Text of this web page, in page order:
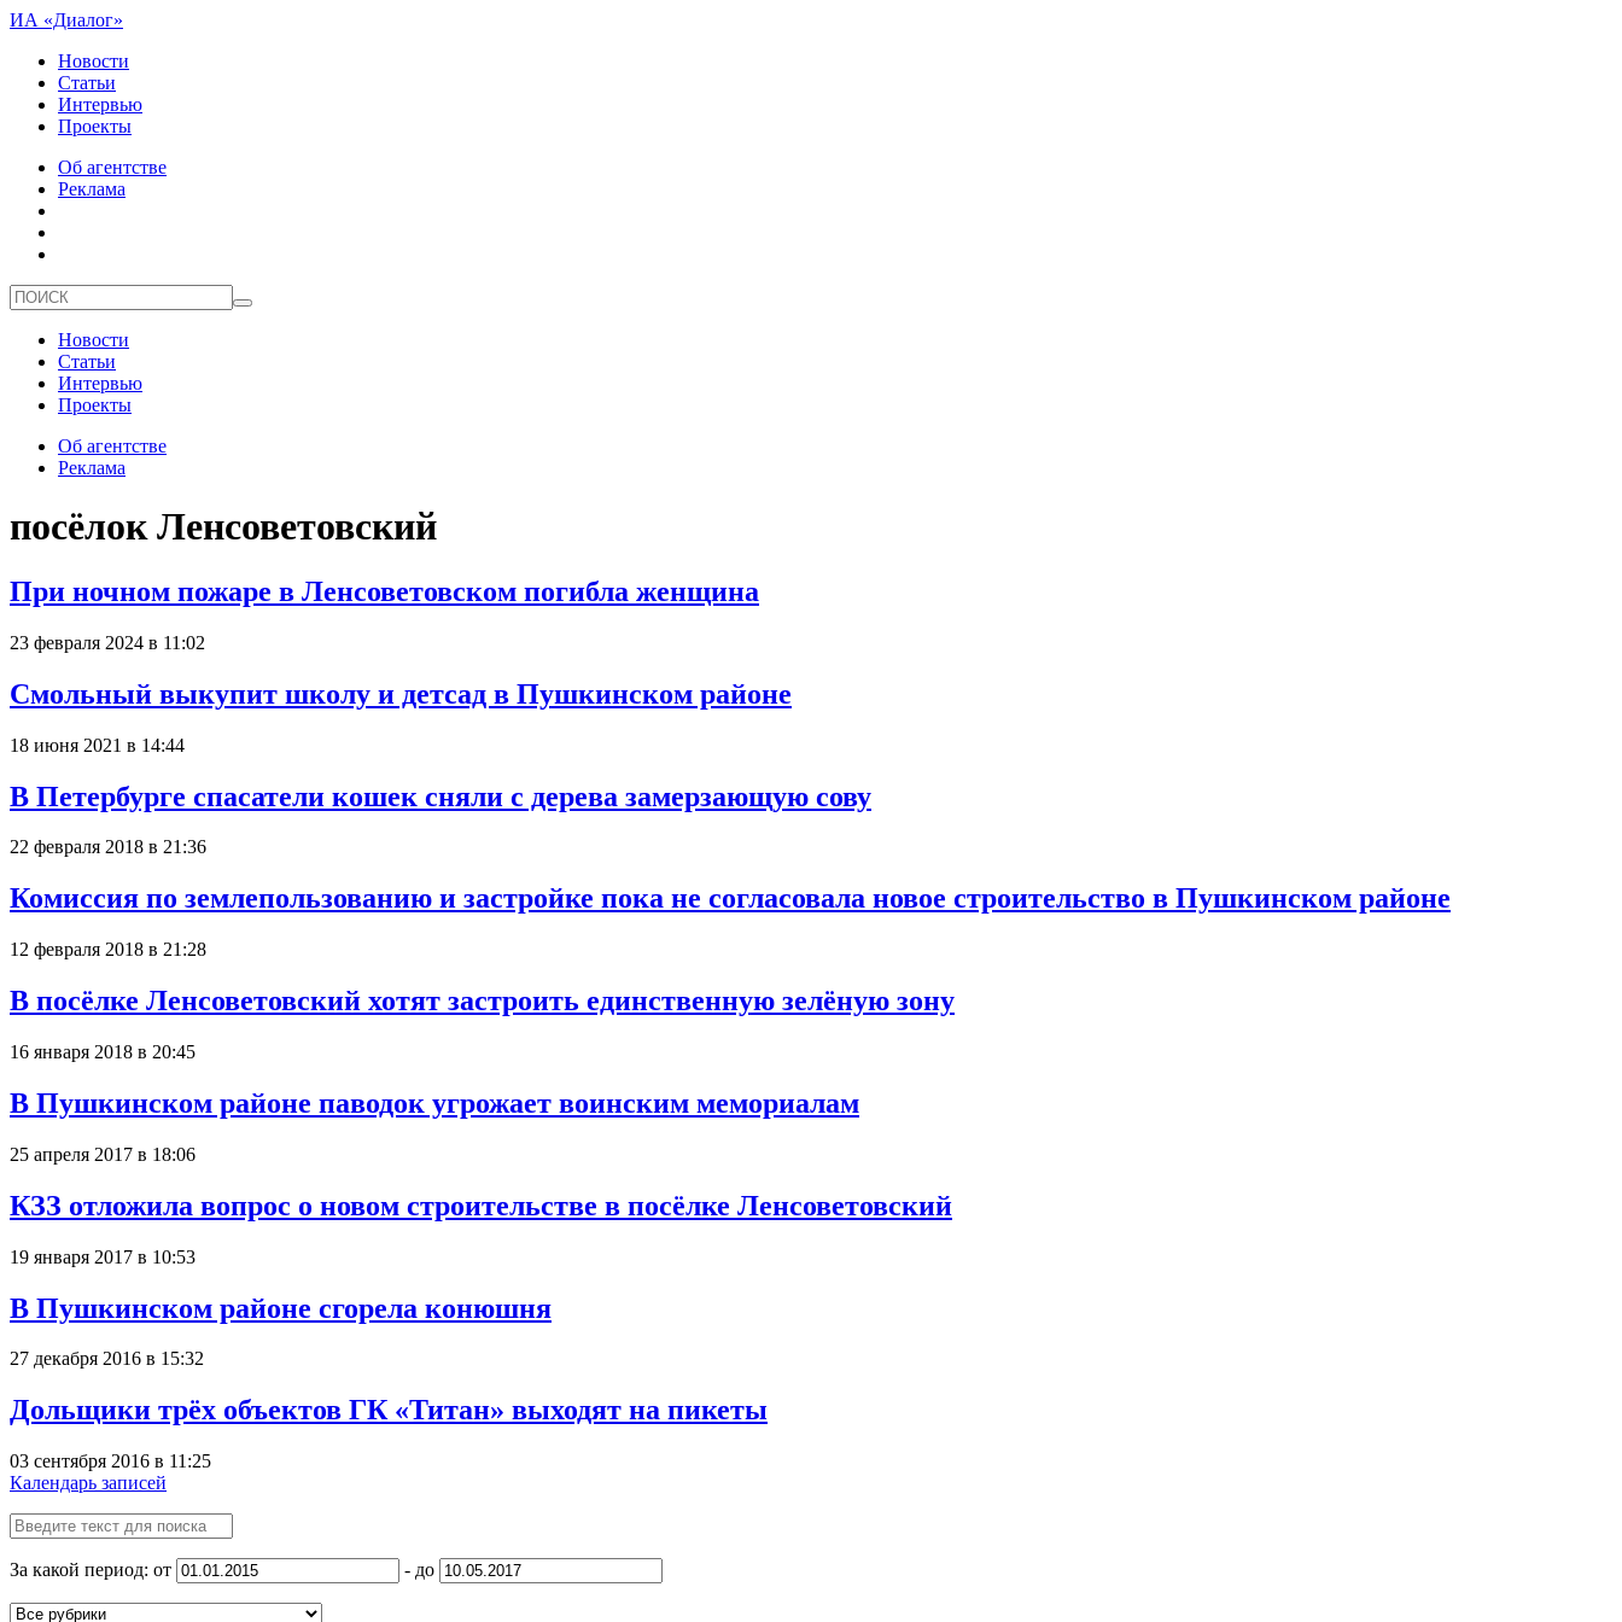
ИА «Диалог»
Новости
Статьи
Интервью
Проекты
Об агентстве
Реклама
Новости
Статьи
Интервью
Проекты
Об агентстве
Реклама
посёлок Ленсоветовский
При ночном пожаре в Ленсоветовском погибла женщина
23 февраля 2024 в 11:02
Смольный выкупит школу и детсад в Пушкинском районе
18 июня 2021 в 14:44
В Петербурге спасатели кошек сняли с дерева замерзающую сову
22 февраля 2018 в 21:36
Комиссия по землепользованию и застройке пока не согласовала новое строительство в Пушкинском районе
12 февраля 2018 в 21:28
В посёлке Ленсоветовский хотят застроить единственную зелёную зону
16 января 2018 в 20:45
В Пушкинском районе паводок угрожает воинским мемориалам
25 апреля 2017 в 18:06
КЗЗ отложила вопрос о новом строительстве в посёлке Ленсоветовский
19 января 2017 в 10:53
В Пушкинском районе сгорела конюшня
27 декабря 2016 в 15:32
Дольщики трёх объектов ГК «Титан» выходят на пикеты
03 сентября 2016 в 11:25
Календарь записей
За какой период: от - до